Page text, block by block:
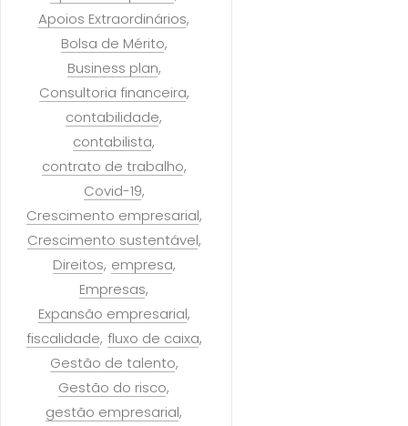
Apoios Extraordinários
Bolsa de Mérito
Business plan
Consultoria financeira
contabilidade
contabilista
contrato de trabalho
Covid-19
Crescimento empresarial
Crescimento sustentável
Direitos empresa
Empresas
Expansão empresarial
fiscalidade fluxo de caixa
Gestão de talento
Gestão do risco
gestão empresarial